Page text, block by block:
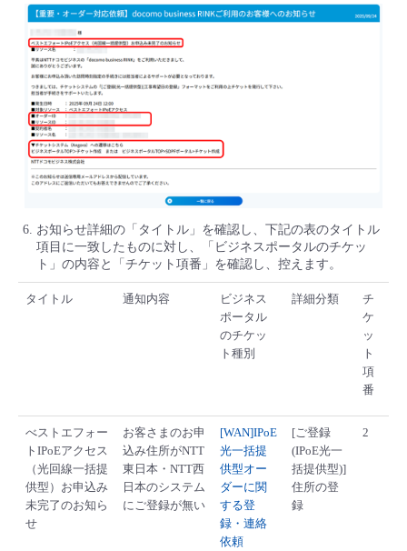
お知らせ詳細の「タイトル」を確認し、下記の表のタイトル
項目に一致したものに対し、「ビジネスポータルのチケッ
ト」の内容と「チケット項番」を確認し、控えます。
タイトル 通知内容
ビジネス
ポータル
のチケッ
ト種別
詳細分類
チ
ケ
ッ
ト
項
番
べストエフォー
トIPoEアクセス
（光回線一括提
供型）お申込み
未完了のお知ら
せ
お客さまのお申
込み住所がNTT
東日本・NTT西
日本のシステム
にご登録が無い
[WAN]IPoE
光一括提
供型オー
ダーに関
する登
録・連絡
依頼
[ご登録
(IPoE光一
括提供型)]
住所の登
録
2